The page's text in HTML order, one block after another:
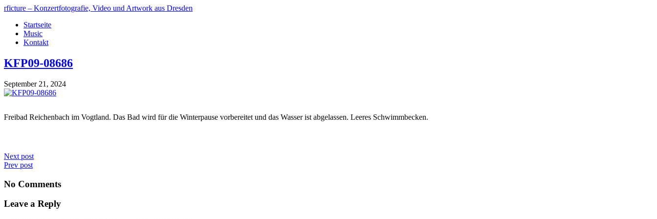
rficture – Konzertfotografie, Video und Artwork aus Dresden
Startseite
Music
Kontakt
KFP09-08686
September 21, 2024
Freibad Reichenbach im Vogtland. Das Bad wird für die Winterpause vorbereitet und das Wasser ist abgelassen. Leeres Schwimmbecken.
Next post
Prev post
No Comments
Leave a Reply